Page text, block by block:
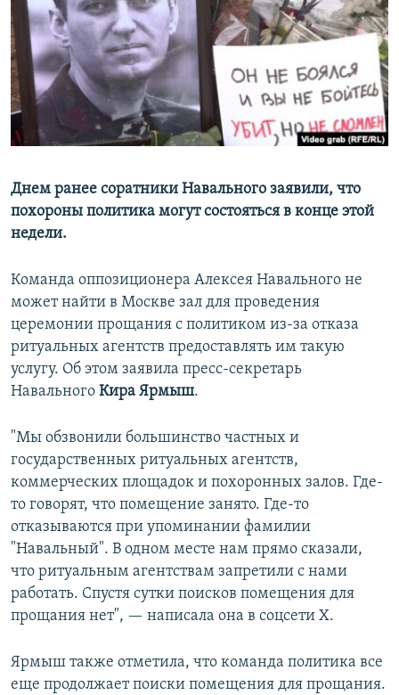
СОЦИАЛЬНЫЕ СЕТИ
Днем ранее соратники Навального заявили, что
похороны политика могут состояться в конце этой
недели.
Команда оппозиционера Алексея Навального не
может найти в Москве зал для проведения
церемонии прощания с политиком из-за отказа
ритуальных агентств предоставлять им такую
услугу. Об этом заявила пресс-секретарь
Навального Кира Ярмыш.
"Мы обзвонили большинство частных и
государственных ритуальных агентств,
коммерческих площадок и похоронных залов. Где-
то говорят, что помещение занято. Где-то
отказываются при упоминании фамилии
"Навальный". В одном месте нам прямо сказали,
что ритуальным агентствам запретили с нами
работать. Спустя сутки поисков помещения для
прощания нет", — написала она в соцсети Х.
Ярмыш также отметила, что команда политика все
еще продолжает поиски помещения для прощания.